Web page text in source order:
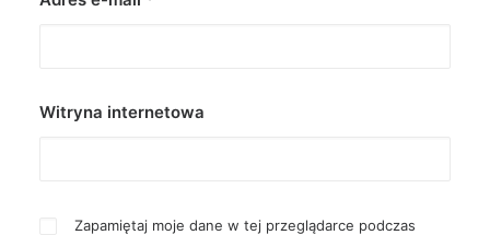
Witryna internetowa
Zapamiętaj moje dane w tej przeglądarce podczas